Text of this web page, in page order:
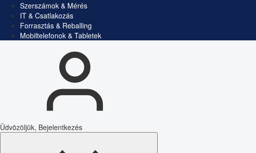
Szerszámok & Mérés
IT & Csatlakozás
Forrasztás & Reballing
Mobiltelefonok & Tabletek
Üdvözöljük, Bejelentkezés